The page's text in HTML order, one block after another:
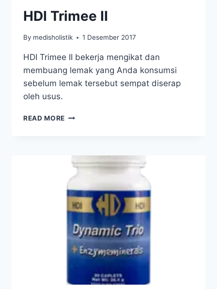
HDI Trimee II
By medisholistik 1 Desember 2017
HDI Trimee II bekerja mengikat dan
membuang lemak yang Anda konsumsi
sebelum lemak tersebut sempat diserap
oleh usus.
READ MORE HDI